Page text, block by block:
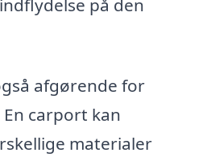
på den
afgørende for
carport kan
materialer